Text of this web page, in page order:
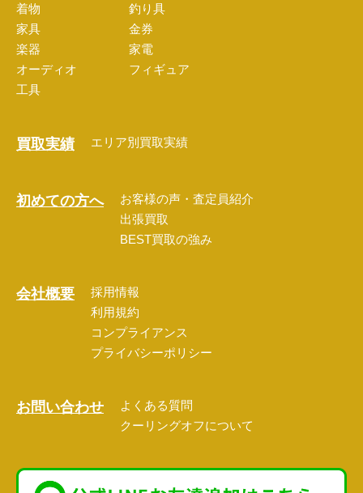
着物
釣り具
家具
金券
楽器
家電
オーディオ
フィギュア
工具
買取実績 エリア別買取実績
初めての方へ
お客様の声・査定員紹介
出張買取
BEST買取の強み
会社概要
採用情報
利用規約
コンプライアンス
プライバシーポリシー
お問い合わせ
よくある質問
クーリングオフについて